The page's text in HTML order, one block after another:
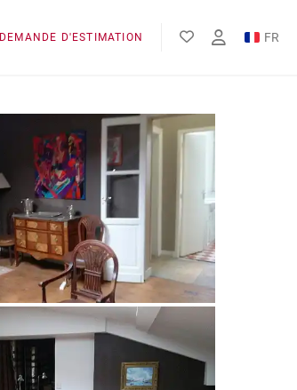
DEMANDE D'ESTIMATION
FR